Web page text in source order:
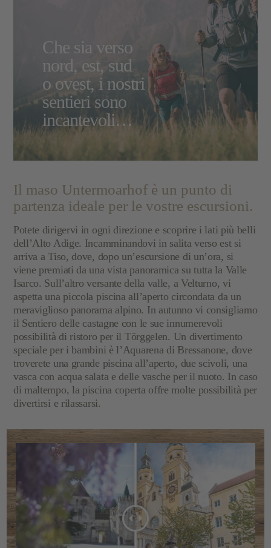
Che sia verso
nord, est, sud
o ovest, i nostri
sentieri sono
incantevoli…
Il maso Untermoarhof è un punto di
partenza ideale per le vostre escursioni.
Potete dirigervi in ogni direzione e scoprire i lati più belli
dell’Alto Adige. Incamminandovi in salita verso est si
arriva a Tiso, dove, dopo un’escursione di un’ora, si
viene premiati da una vista panoramica su tutta la Valle
Isarco. Sull’altro versante della valle, a Velturno, vi
aspetta una piccola piscina all’aperto circondata da un
meraviglioso panorama alpino. In autunno vi consigliamo
il Sentiero delle castagne con le sue innumerevoli
possibilità di ristoro per il Törggelen. Un divertimento
speciale per i bambini è l’Aquarena di Bressanone, dove
troverete una grande piscina all’aperto, due scivoli, una
vasca con acqua salata e delle vasche per il nuoto. In caso
di maltempo, la piscina coperta offre molte possibilità per
divertirsi e rilassarsi.